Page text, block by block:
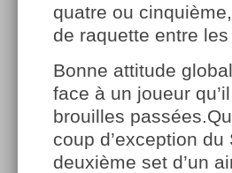
quatre ou
de raquette entre
Bonne attitude
face à un joueur
brouilles
coup d’exception
deuxième set d’un